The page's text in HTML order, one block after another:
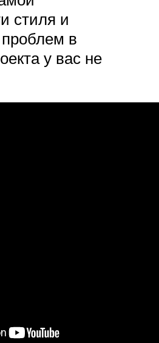
стиля и
в
у вас не